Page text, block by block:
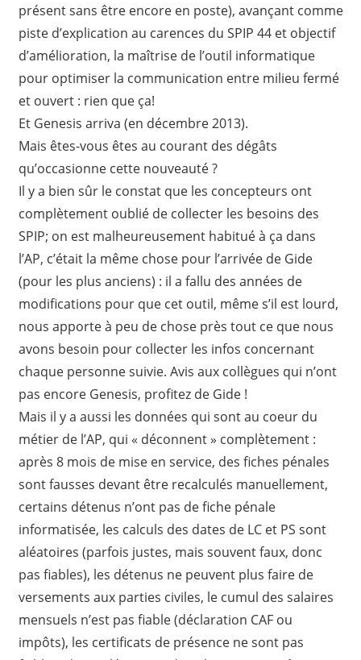
présent sans être encore en poste), avançant comme
piste d’explication au carences du SPIP 44 et objectif
d’amélioration, la maîtrise de l’outil informatique
pour optimiser la communication entre milieu fermé
et ouvert : rien que ça!
Et Genesis arriva (en décembre 2013).
Mais êtes-vous êtes au courant des dégâts
qu’occasionne cette nouveauté ?
Il y a bien sûr le constat que les concepteurs ont
complètement oublié de collecter les besoins des
SPIP; on est malheureusement habitué à ça dans
l’AP, c’était la même chose pour l’arrivée de Gide
(pour les plus anciens) : il a fallu des années de
modifications pour que cet outil, même s’il est lourd,
nous apporte à peu de chose près tout ce que nous
avons besoin pour collecter les infos concernant
chaque personne suivie. Avis aux collègues qui n’ont
pas encore Genesis, profitez de Gide !
Mais il y a aussi les données qui sont au coeur du
métier de l’AP, qui « déconnent » complètement :
après 8 mois de mise en service, des fiches pénales
sont fausses devant être recalculés manuellement,
certains détenus n’ont pas de fiche pénale
informatisée, les calculs des dates de LC et PS sont
aléatoires (parfois justes, mais souvent faux, donc
pas fiables), les détenus ne peuvent plus faire de
versements aux parties civiles, le cumul des salaires
mensuels n’est pas fiable (déclaration CAF ou
impôts), les certificats de présence ne sont pas